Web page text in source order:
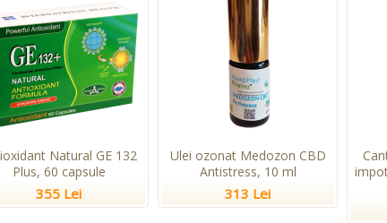
Natural GE 132
Plus, 60 capsule
355 Lei
Ulei ozonat Medozon CBD
Antistress, 10 ml
313 Lei